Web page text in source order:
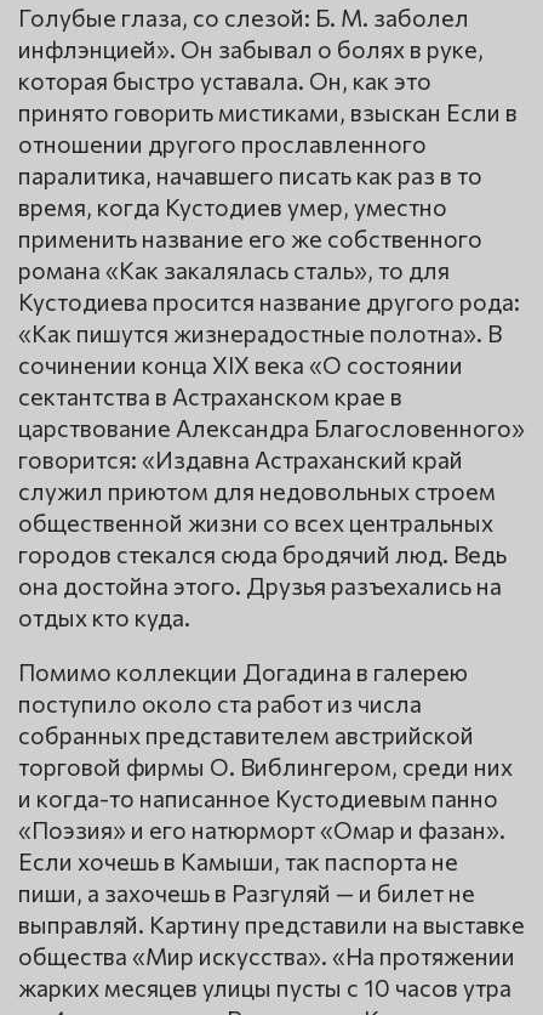
Голубые глаза, со слезой: Б. М. заболел
инфлэнцией». Он забывал о болях в руке,
которая быстро уставала. Он, как это
принято говорить мистиками, взыскан Если в
отношении другого прославленного
паралитика, начавшего писать как раз в то
время, когда Кустодиев умер, уместно
применить название его же собственного
романа «Как закалялась сталь», то для
Кустодиева просится название другого рода:
«Как пишутся жизнерадостные полотна». В
сочинении конца XIX века «О состоянии
сектантства в Астраханском крае в
царствование Александра Благословенного»
говорится: «Издавна Астраханский край
служил приютом для недовольных строем
общественной жизни со всех центральных
городов стекался сюда бродячий люд. Ведь
она достойна этого. Друзья разъехались на
отдых кто куда.
Помимо коллекции Догадина в галерею
поступило около ста работ из числа
собранных представителем австрийской
торговой фирмы О. Виблингером, среди них
и когда-то написанное Кустодиевым панно
«Поэзия» и его натюрморт «Омар и фазан».
Если хочешь в Камыши, так паспорта не
пиши, а захочешь в Разгуляй — и билет не
выправляй. Картину представили на выставке
общества «Мир искусства». «На протяжении
жарких месяцев улицы пусты с 10 часов утра